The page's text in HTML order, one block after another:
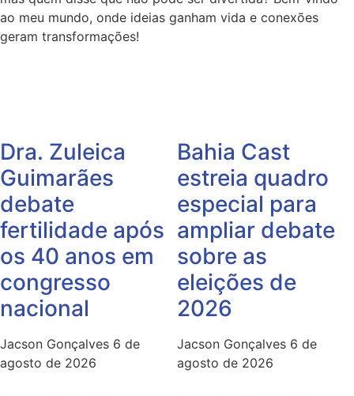
ao meu mundo, onde ideias ganham vida e conexões
geram transformações!
Dra. Zuleica
Guimarães
debate
fertilidade após
os 40 anos em
congresso
nacional
Jacson Gonçalves 6 de
agosto de 2026
Bahia Cast
estreia quadro
especial para
ampliar debate
sobre as
eleições de
2026
Jacson Gonçalves 6 de
agosto de 2026